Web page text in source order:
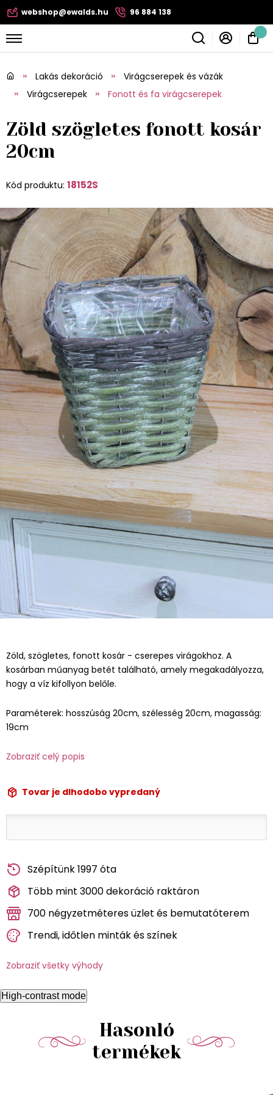
webshop@ewalds.hu 96 884 138
Lakás dekoráció
Virágcserepek és vázák
Virágcserepek
Fonott és fa virágcserepek
Zöld szögletes fonott kosár
20cm
Kód produktu: 18152S
Zöld, szögletes, fonott kosár - cserepes virágokhoz. A
kosárban műanyag betét található, amely megakadályozza,
hogy a víz kifollyon belőle.
Paraméterek: hosszúság 20cm, szélesség 20cm, magasság:
19cm
Zobraziť celý popis
Tovar je dlhodobo vypredaný
Szépítünk 1997 óta
Több mint 3000 dekoráció raktáron
700 négyzetméteres üzlet és bemutatóterem
Trendi, időtlen minták és színek
Zobraziť všetky výhody
High-contrast mode
Hasonló
termékek